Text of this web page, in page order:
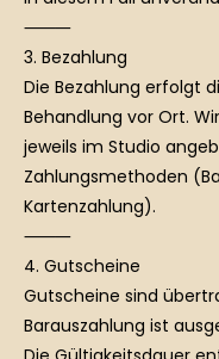
⸻
3. Bezahlung
Die Bezahlung erfolgt
Behandlung vor Ort.
jeweils im Studio
Zahlungsmethoden
Kartenzahlung).
⸻
4. Gutscheine
Gutscheine sind
Barauszahlung ist